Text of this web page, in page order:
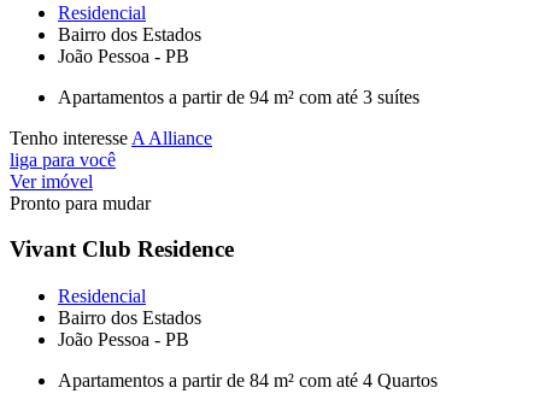
Residencial
Bairro dos Estados
João Pessoa - PB
Apartamentos a partir de 94 m² com até 3 suítes
Tenho interesse A Alliance
liga para você
Ver imóvel
Pronto para mudar
Vivant Club Residence
Residencial
Bairro dos Estados
João Pessoa - PB
Apartamentos a partir de 84 m² com até 4 Quartos